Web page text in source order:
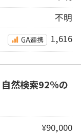
不明
GA連携 1,616
然検索92％の
¥90,000